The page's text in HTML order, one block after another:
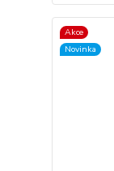
Akce
Novinka